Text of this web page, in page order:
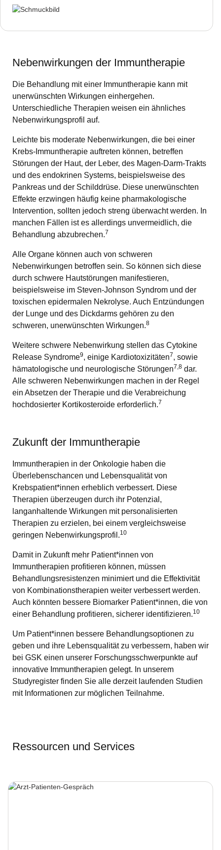
Nebenwirkungen der Immuntherapie
Die Behandlung mit einer Immuntherapie kann mit
unerwünschten Wirkungen einhergehen.
Unterschiedliche Therapien weisen ein ähnliches
Nebenwirkungsprofil auf.
Leichte bis moderate Nebenwirkungen, die bei einer
Krebs-Immuntherapie auftreten können, betreffen
Störungen der Haut, der Leber, des Magen-Darm-Trakts
und des endokrinen Systems, beispielsweise des
Pankreas und der Schilddrüse. Diese unerwünschten
Effekte erzwingen häufig keine pharmakologische
Intervention, sollten jedoch streng überwacht werden. In
manchen Fällen ist es allerdings unvermeidlich, die
Behandlung abzubrechen.7
Alle Organe können auch von schweren
Nebenwirkungen betroffen sein. So können sich diese
durch schwere Hautstörungen manifestieren,
beispielsweise im Steven-Johnson Syndrom und der
toxischen epidermalen Nekrolyse. Auch Entzündungen
der Lunge und des Dickdarms gehören zu den
schweren, unerwünschten Wirkungen.8
Weitere schwere Nebenwirkung stellen das Cytokine
Release Syndrome9, einige Kardiotoxizitäten7, sowie
hämatologische und neurologische Störungen7,8 dar.
Alle schweren Nebenwirkungen machen in der Regel
ein Absetzen der Therapie und die Verabreichung
hochdosierter Kortikosteroide erforderlich.7
Zukunft der Immuntherapie
Immuntherapien in der Onkologie haben die
Überlebenschancen und Lebensqualität von
Krebspatient*innen erheblich verbessert. Diese
Therapien überzeugen durch ihr Potenzial,
langanhaltende Wirkungen mit personalisierten
Therapien zu erzielen, bei einem vergleichsweise
geringen Nebenwirkungsprofil.10
Damit in Zukunft mehr Patient*innen von
Immuntherapien profitieren können, müssen
Behandlungsresistenzen minimiert und die Effektivität
von Kombinationstherapien weiter verbessert werden.
Auch könnten bessere Biomarker Patient*innen, die von
einer Behandlung profitieren, sicherer identifizieren.10
Um Patient*innen bessere Behandlungsoptionen zu
geben und ihre Lebensqualität zu verbessern, haben wir
bei GSK einen unserer Forschungsschwerpunkte auf
innovative Immuntherapien gelegt. In unserem
Studyregister finden Sie alle derzeit laufenden Studien
mit Informationen zur möglichen Teilnahme.
Ressourcen und Services